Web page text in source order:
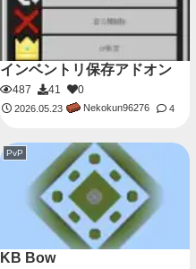
インベントリ保存アドオン
487 41 0
2026.05.23 Nekokun96276 4
PvP
KB Bow